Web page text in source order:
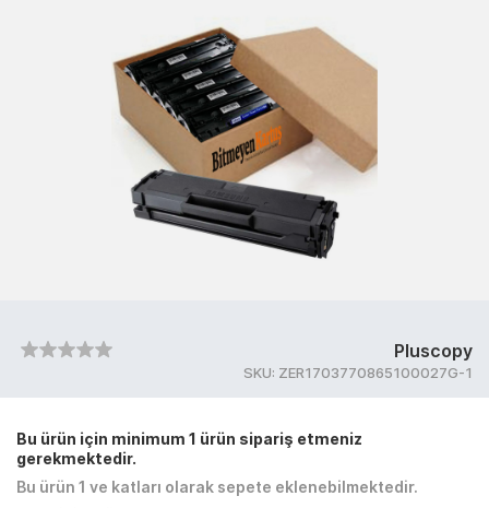
Pluscopy
SKU: ZER1703770865100027G-1
Bu ürün için minimum 1 ürün sipariş etmeniz
gerekmektedir.
Bu ürün 1 ve katları olarak sepete eklenebilmektedir.